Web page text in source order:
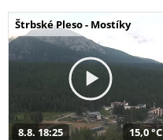
Štrbské Pleso - Mostíky
8.8. 18:25 15,0 °C